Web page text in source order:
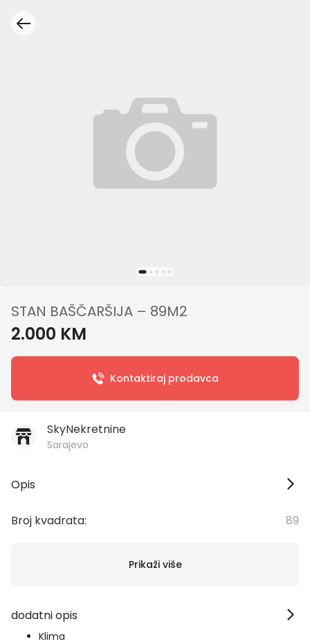
STAN BAŠČARŠIJA – 89M2
2.000 KM
Kontaktiraj prodavca
SkyNekretnine
Sarajevo
Opis
Broj kvadrata: 89
Prikaži više
dodatni opis
Klima